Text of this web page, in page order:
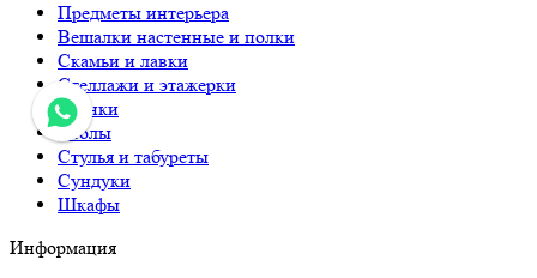
Предметы интерьера
Вешалки настенные и полки
Скамьи и лавки
Стеллажи и этажерки
Стенки
Столы
Стулья и табуреты
Сундуки
Шкафы
Информация